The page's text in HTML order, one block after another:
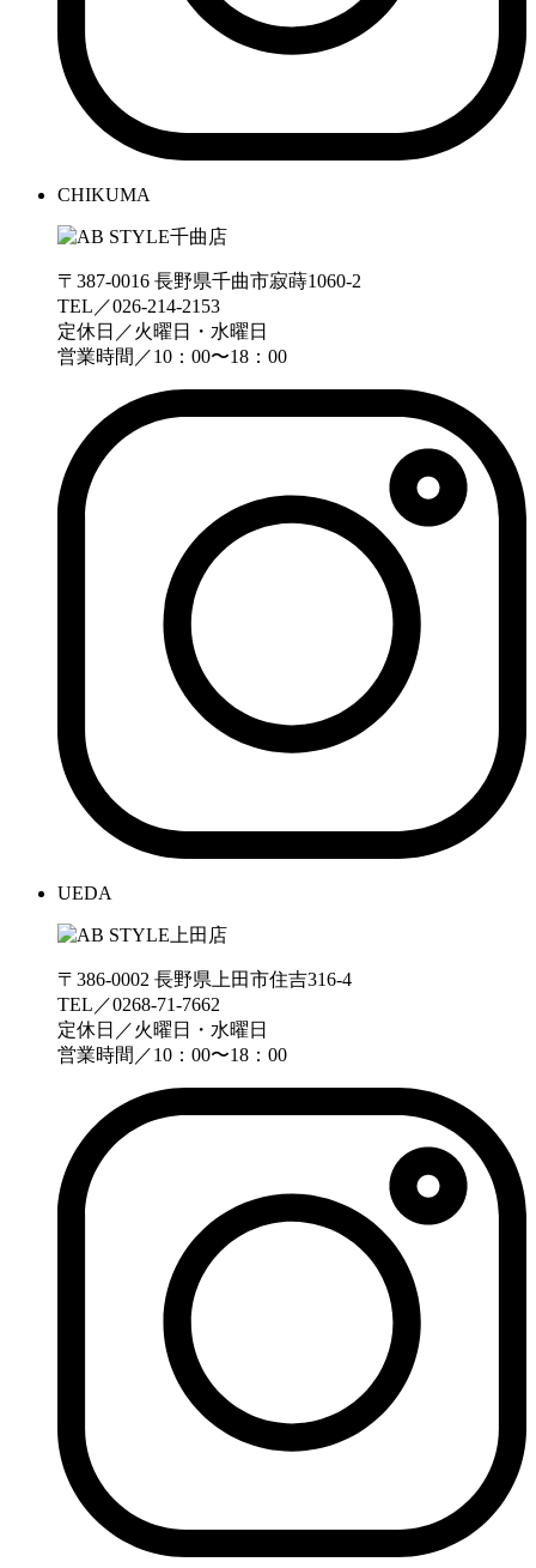
CHIKUMA
〒387-0016 長野県千曲市寂蒔1060-2
TEL／026-214-2153
定休日／火曜日・水曜日
営業時間／10：00〜18：00
UEDA
〒386-0002 長野県上田市住吉316-4
TEL／0268-71-7662
定休日／火曜日・水曜日
営業時間／10：00〜18：00